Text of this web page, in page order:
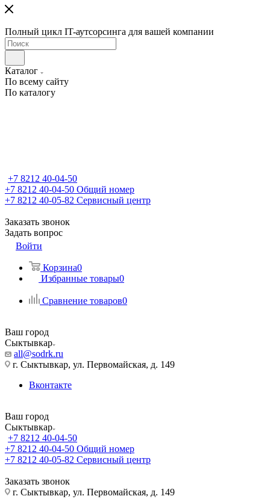
Полный цикл IT-аутсорсинга для вашей компании
Каталог
По всему сайту
По каталогу
+7 8212 40-04-50
+7 8212 40-04-50 Общий номер
+7 8212 40-05-82 Сервисный центр
Заказать звонок
Задать вопрос
Войти
Корзина0
Избранные товары0
Сравнение товаров0
Ваш город
Сыктывкар
all@sodrk.ru
г. Сыктывкар, ул. Первомайская, д. 149
Вконтакте
Ваш город
Сыктывкар
+7 8212 40-04-50
+7 8212 40-04-50 Общий номер
+7 8212 40-05-82 Сервисный центр
Заказать звонок
г. Сыктывкар, ул. Первомайская, д. 149